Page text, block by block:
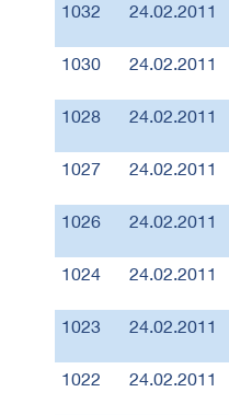
1032
24.02.2011
1030
24.02.2011
1028
24.02.2011
1027
24.02.2011
1026
24.02.2011
1024
24.02.2011
1023
24.02.2011
1022
24.02.2011